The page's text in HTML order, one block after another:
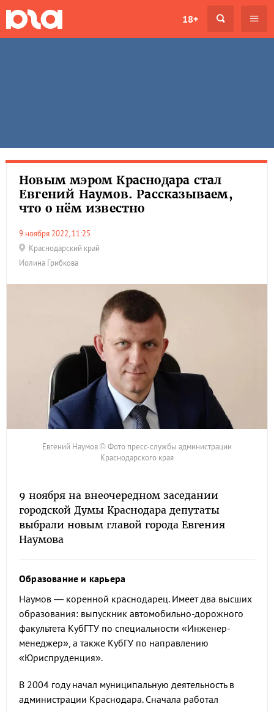
18+
Новым мэром Краснодара стал
Евгений Наумов. Рассказываем,
что о нём известно
9 ноября 2022, 11:25
Краснодарский край
Иолина Грибкова
Евгений Наумов © Фото пресс-службы администрации
Краснодарского края
9 ноября на внеочередном заседании
городской Думы Краснодара депутаты
выбрали новым главой города Евгения
Наумова
Образование и карьера
Наумов — коренной краснодарец. Имеет два высших
образования: выпускник автомобильно-дорожного
факультета КубГТУ по специальности «Инженер-
менеджер», а также КубГУ по направлению
«Юриспруденция».
В 2004 году начал муниципальную деятельность в
администрации Краснодара. Сначала работал